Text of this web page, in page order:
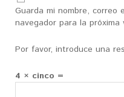
Guarda mi nombre, correo
navegador para la próxima
Por favor, introduce una
4 × cinco =